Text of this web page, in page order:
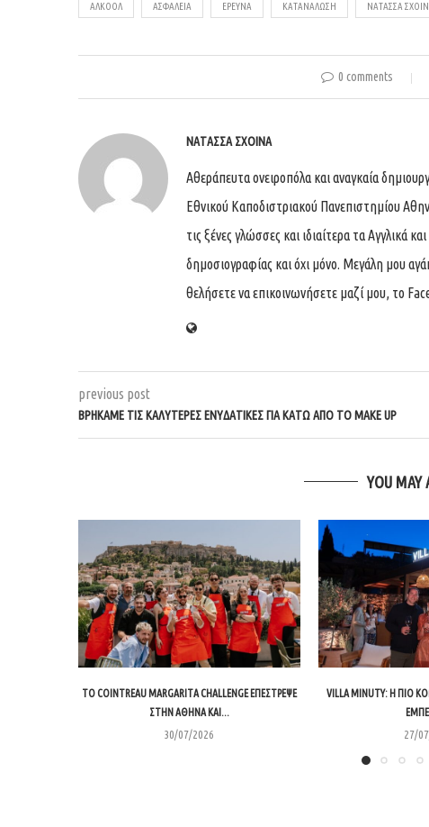
ΑΛΚΟΟΛ ΑΣΦΑΛΕΙΑ ΈΡΕΥΝΑ ΚΑΤΑΝΆΛΩΣΗ ΝΑΤΆΣΣΑ
0 comments
ΝΑΤΆΣΣΑ ΣΧΟΙΝΆ
Αθεράπευτα ονειροπόλα και αναγκαία
Εθνικού Καποδιστριακού Πανεπιστημίου
τις ξένες γλώσσες και ιδιαίτερα τα Αγγλικά
δημοσιογραφίας και όχι μόνο. Μεγάλη μου
θελήσετε να επικοινωνήσετε μαζί μου, το
previous post
ΒΡΉΚΑΜΕ ΤΙΣ ΚΑΛΎΤΕΡΕΣ ΕΝΥΔΑΤΙΚΈΣ ΓΙΑ ΚΆΤΩ ΑΠΌ ΤΟ MAKE UP
YOU MAY
ΤΟ COINTREAU MARGARITA CHALLENGE ΕΠΈΣΤΡΕΨΕ
ΣΤΗΝ ΑΘΉΝΑ ΚΑΙ...
30/07/2026
VILLA MINUTY: Η ΠΙΟ
27/